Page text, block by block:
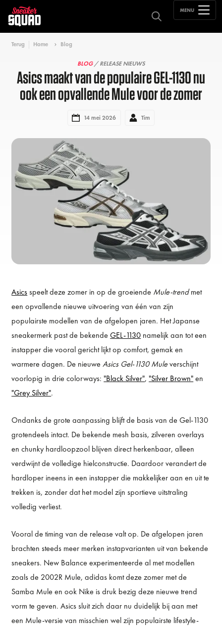
MENU
Terug Home Blog
BLOG/ RELEASE NIEUWS
Asics maakt van de populaire GEL-1130 nu
ook een opvallende Mule voor de zomer
14 mei 2026 Tim
Asicsspeelt deze zomer in op de groeiende Mule-trendmet
een opvallende nieuwe uitvoering van één van zijn
populairste modellen van de afgelopen jaren. Het Japanse
sneakermerk past de bekendeGEL-1130 namelijk aan tot een
instapper die vooral gericht lijkt op comfort, gemak en
warmere dagen. De nieuweAsics Gel-1130 Muleverschijnt
voorlopig in drie colorways:"Black Silver","Silver Brown"en
"Grey Silver".
Ondanks de grote aanpassing blijft de basis van de Gel-1130
grotendeels intact. De bekende mesh basis, zilveren overlays
en chunky hardloopzool blijven direct herkenbaar, alleen
verdwijnt de volledige hielconstructie. Daardoor verandert de
hardloper ineens in een instapper die makkelijker aan en uit te
trekken is, zonder dat het model zijn sportieve uitstraling
volledig verliest.
Vooral de timing van de release valt op. De afgelopen jaren
brachten steeds meer merken instapvarianten uit van bekende
sneakers. New Balance experimenteerde al met modellen
zoals de 2002R Mule, adidas komt deze zomer met de
Samba Mule en ook Nike is druk bezig deze nieuwe trend
vorm te geven. Asics sluit zich daar nu duidelijk bij aan met
een Mule-versie van misschien wel zijn populairste lifestyle-